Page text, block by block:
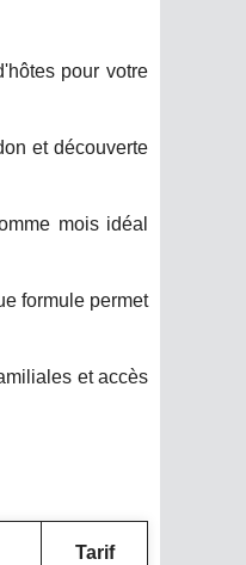
pour votre
et découverte
mois idéal
formule permet
et accès
Tarif